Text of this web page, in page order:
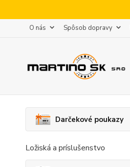
O nás Spôsob dopravy
Darčekové poukazy
Ložiská a príslušenstvo